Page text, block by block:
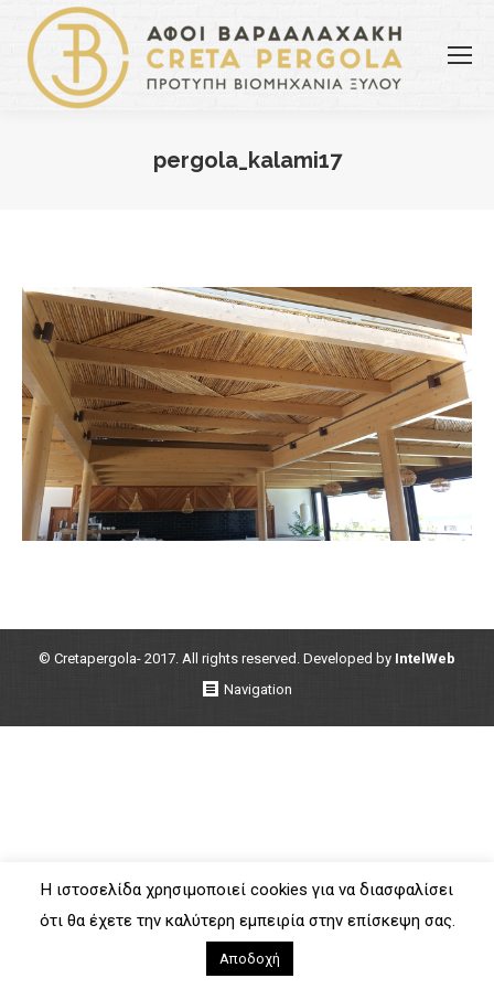
pergola_kalami17
© Cretapergola- 2017. All rights reserved. Developed by IntelWeb
Navigation
Η ιστοσελίδα χρησιμοποιεί cookies για να διασφαλίσει
ότι θα έχετε την καλύτερη εμπειρία στην επίσκεψη σας.
Αποδοχή